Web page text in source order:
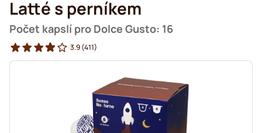
Latté s perníkem
Počet kapslí pro Dolce Gusto: 16
3.9(411)